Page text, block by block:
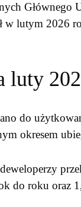
w lutym 2026
luty
do
okresem
do roku oraz